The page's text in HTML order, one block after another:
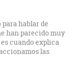
hablar de
han parecido muy
cuando explica
las